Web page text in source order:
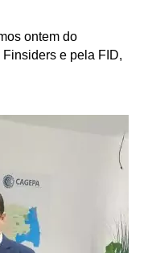
ontem do
e pela FID,